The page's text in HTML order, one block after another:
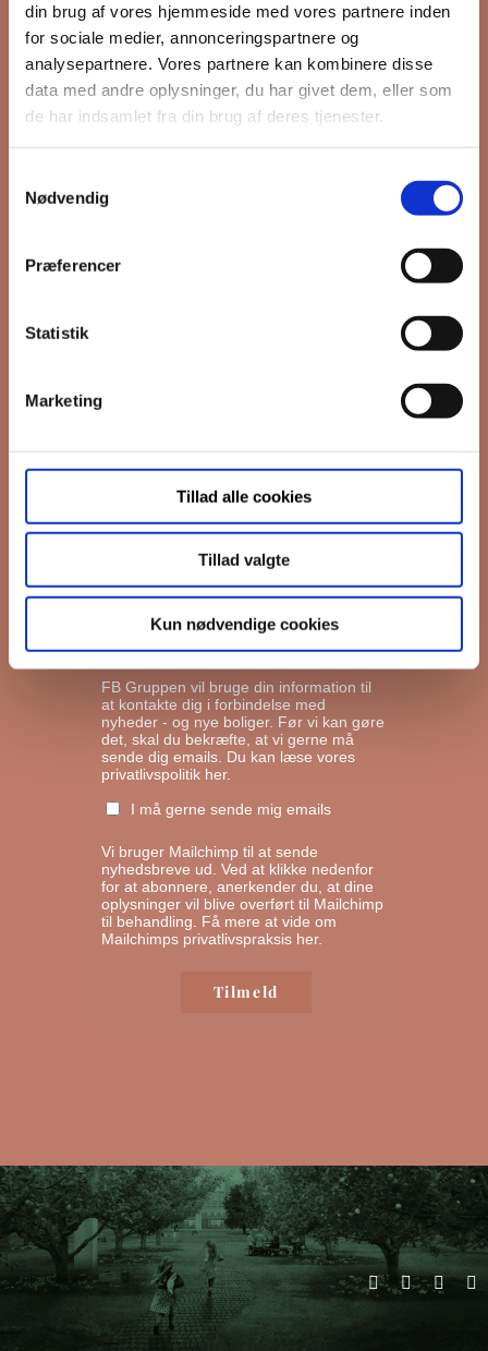
din brug af vores hjemmeside med vores partnere inden
for sociale medier, annonceringspartnere og
analysepartnere. Vores partnere kan kombinere disse
data med andre oplysninger, du har givet dem, eller som
de har indsamlet fra din brug af deres tjenester.
Nødvendig
Præferencer
Statistik
Marketing
Tillad alle cookies
Tillad valgte
Kun nødvendige cookies
Hold dig opdateret på hvad der sker
på Grønttorvet. I vores nyhedsbrev
sender vi blandt andet invitation til
VIP Åbent Hus, når vi sætter nye
boliger til salg og udlejning, så du
Interesseret i
Ejerboliger
Lejeboliger
Andelsboliger
Markedsføringstilladelse
FB Gruppen vil bruge din information til
at kontakte dig i forbindelse med
nyheder - og nye boliger. Før vi kan gøre
det, skal du bekræfte, at vi gerne må
sende dig emails. Du kan læse vores
privatlivspolitik her.
I må gerne sende mig emails
Vi bruger Mailchimp til at sende
nyhedsbreve ud. Ved at klikke nedenfor
for at abonnere, anerkender du, at dine
oplysninger vil blive overført til Mailchimp
til behandling. Få mere at vide om
Mailchimps privatlivspraksis her.